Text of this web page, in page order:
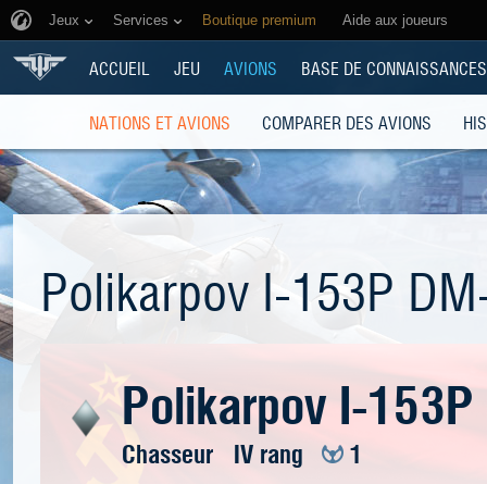
Jeux Services Boutique premium Aide aux joueurs
ACCUEIL JEU AVIONS BASE DE CONNAISSANCES
NATIONS ET AVIONS COMPARER DES AVIONS
Polikarpov I-153P
Polikarpov I-
Chasseur IV rang 1